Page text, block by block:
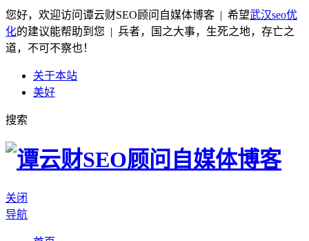
您好，欢迎访问谭云财SEO顾问自媒体博客 | 希望武汉seo优
化的建议能帮助到您 | 兵者，国之大事，生死之地，存亡之
道，不可不察也！
关于本站
美好
搜索
关闭
导航